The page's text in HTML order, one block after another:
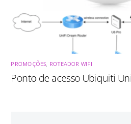
PROMOÇÕES, ROTEADOR WIFI
Ponto de acesso Ubiquiti